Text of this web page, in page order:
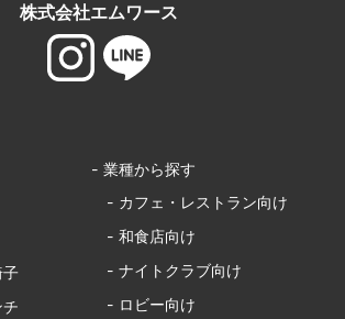
株式会社エムワース
- 業種から探す
- カフェ・レストラン向け
- 和食店向け
- ナイトクラブ向け
- ロビー向け